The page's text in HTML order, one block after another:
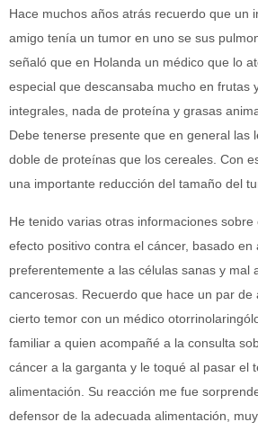
Hace muchos años atrás recuerdo que un
amigo tenía un tumor en uno se sus
señaló que en Holanda un médico que lo
especial que descansaba mucho en frutas
integrales, nada de proteína y grasas
Debe tenerse presente que en general las
doble de proteínas que los cereales. Con
una importante reducción del tamaño del
He tenido varias otras informaciones
efecto positivo contra el cáncer, basado en
preferentemente a las células sanas y mal
cancerosas. Recuerdo que hace un par de
cierto temor con un médico
familiar a quien acompañé a la consulta
cáncer a la garganta y le toqué al pasar el
alimentación. Su reacción me fue
defensor de la adecuada alimentación,